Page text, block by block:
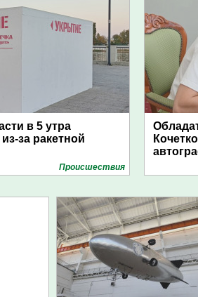
в 5 утра
за ракетной
Проиcшествия